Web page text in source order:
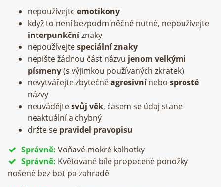
nepoužívejteemotikony
když to není bezpodmíněčně nutné, nepoužívejte
interpunkčníznaky
nepoužívejtespeciální znaky
nepište žádnou část názvu jenom velkými
písmeny(s výjimkou používaných zkratek)
nevytvářejte zbytečněagresivnínebo sprosté
názvy
neuvádějtesvůj věk, časem se údaj stane
neaktuální a chybný
držte se pravidel pravopisu
Správně: Voňavé mokré kalhotky
Správně: Květované bílé propocené ponožky
nošené bez bot po zahradě